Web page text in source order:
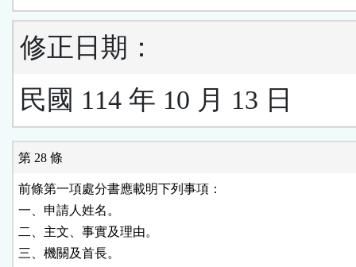
修正日期：
民國 114 年 10 月 13 日
第 28 條
前條第一項處分書應載明下列事項：
一、申請人姓名。
二、主文、事實及理由。
三、機關及首長。